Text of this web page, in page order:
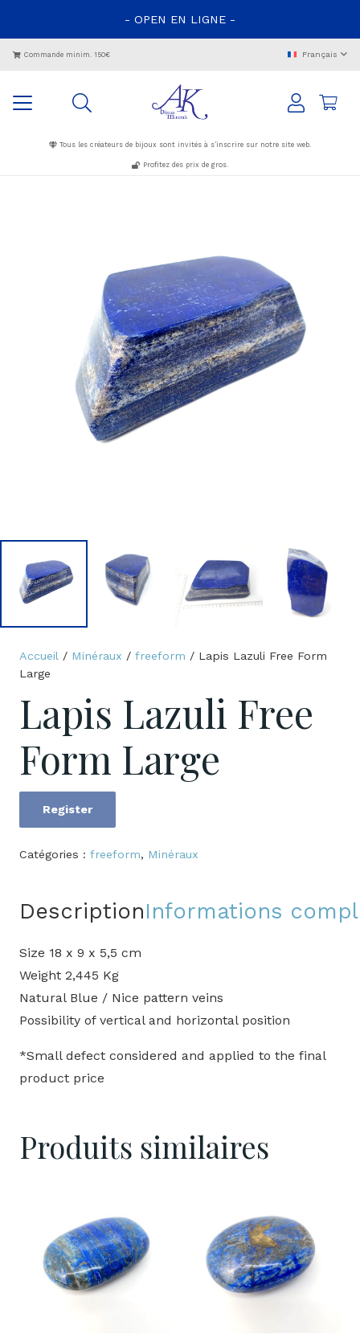
- OPEN EN LIGNE -
Commande minim. 150€ Français
Tous les créateurs de bijoux sont invités à s’inscrire sur notre site web.
Profitez des prix de gros.
Accueil / Minéraux / freeform / Lapis Lazuli Free Form
Large
Lapis Lazuli Free
Form Large
quantité
Lapis
Free
Large
Register
Catégories : freeform, Minéraux
DescriptionInformations
Size 18 x 9 x 5,5 cm
Weight 2,445 Kg
Natural Blue / Nice pattern veins
Possibility of vertical and horizontal position
*Small defect considered and applied to the final
product price
Produits similaires